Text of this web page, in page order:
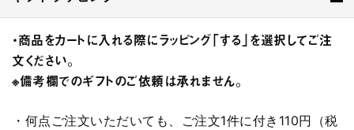
・商品をカートに入れる際にラッピング「する」を選択してご注
文ください。
※備考欄でのギフトのご依頼は承れません。
・何点ご注文いただいても、ご注文1件に付き110円（税